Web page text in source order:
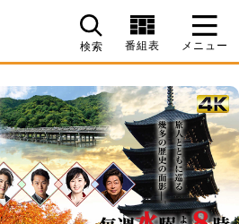
検索 番組表 メニュー